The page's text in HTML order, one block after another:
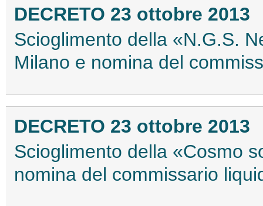
DECRETO 23 ottobre 2013
Scioglimento della «N.G.S.
Milano e nomina del
DECRETO 23 ottobre 2013
Scioglimento della «Cosmo
nomina del commissario